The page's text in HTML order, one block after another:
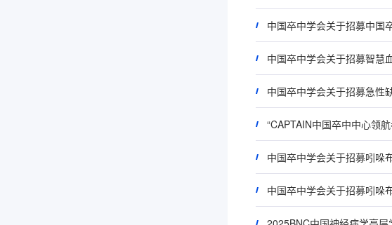
“CAPTAIN中国卒中中心领